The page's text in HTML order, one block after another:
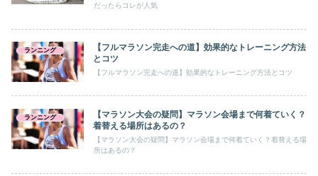
だったらコレが人気
ランニング
【フルマラソン完走への道】効果的なトレーニング方法
とコツ
【フルマラソン完走への道】効果的なトレーニング方法とコツ
ランニング
【マラソン大会の疑問】マラソン会場まで何着ていく？
着替える場所はあるの？
【マラソン大会の疑問】マラソン会場まで何着ていく？着替える場
所はあるの？